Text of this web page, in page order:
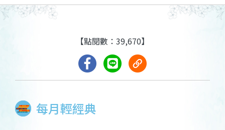
每月輕經典
【點閱數：39,670】